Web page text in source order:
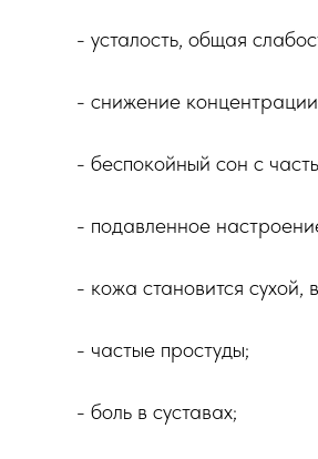
- усталость, общая
- снижение
- беспокойный сон с
- подавленное
- кожа становится сухой,
- частые простуды;
- боль в суставах;